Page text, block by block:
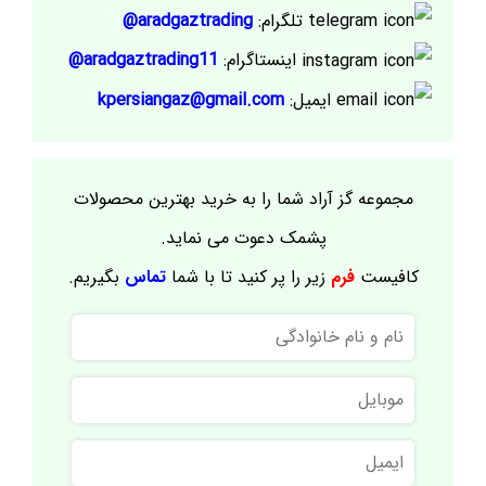
تلگرام: aradgaztrading@
اینستاگرام: aradgaztrading11@
ایمیل: kpersiangaz@gmail.com
مجموعه گز آراد شما را به خرید بهترین محصولات
پشمک دعوت می نماید.
کافیستفرم زیر را پر کنید تا با شماتماس بگیریم.
نام
و
نام
خانوادگی
موبایل
ایمیل